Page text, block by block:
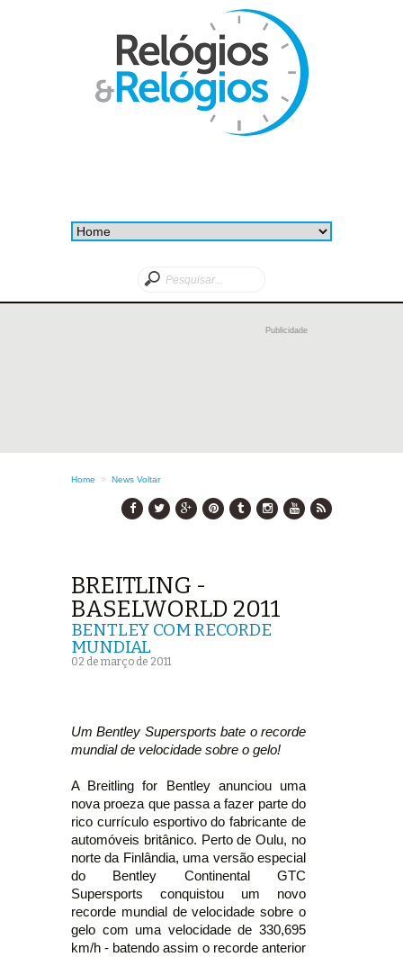
Publicidade
Home > News Voltar
BREITLING -
BASELWORLD 2011
BENTLEY COM RECORDE
MUNDIAL
02 de março de 2011
Um Bentley Supersports bate o recorde
mundial de velocidade sobre o gelo!
A Breitling for Bentley anunciou uma
nova proeza que passa a fazer parte do
rico currículo esportivo do fabricante de
automóveis britânico. Perto de Oulu, no
norte da Finlândia, uma versão especial
do Bentley Continental GTC
Supersports conquistou um novo
recorde mundial de velocidade sobre o
gelo com uma velocidade de 330,695
km/h - batendo assim o recorde anterior